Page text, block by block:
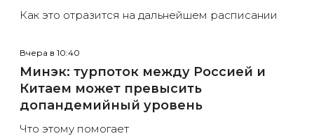
Как это отразится на дальнейшем расписании
Вчера в 10:40
Минэк: турпоток между Россией и
Китаем может превысить
допандемийный уровень
Что этому помогает